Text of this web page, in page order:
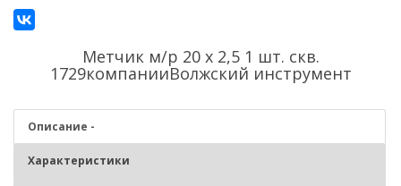
Метчик м/р 20 х 2,5 1 шт. скв.
1729компанииВолжский инструмент
Описание -
Характеристики